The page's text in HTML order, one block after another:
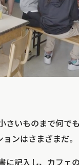
さいものまで何で
ンはさまざまだ。
記入し、カフェ